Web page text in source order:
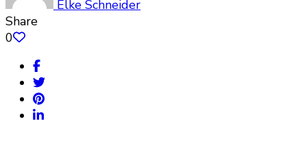
Elke Schneider
Share
0